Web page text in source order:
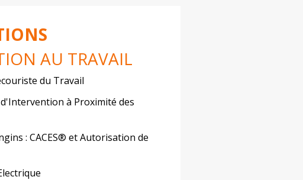
AU TRAVAIL
du Travail
à Proximité des
: CACES® et Autorisation de